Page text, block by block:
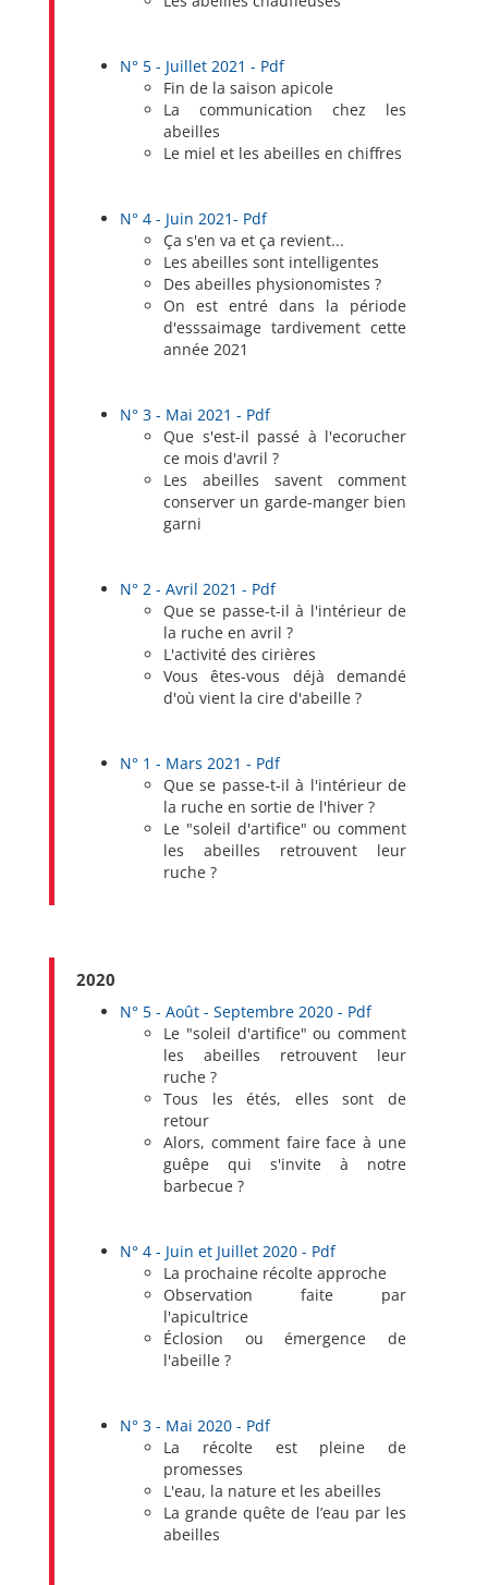
N° 5 - Juillet 2021 - Pdf
Fin de la saison apicole
La communication chez les
abeilles
Le miel et les abeilles en chiffres
N° 4 - Juin 2021- Pdf
Ça s'en va et ça revient...
Les abeilles sont intelligentes
Des abeilles physionomistes ?
On est entré dans la période
d'esssaimage tardivement cette
année 2021
N° 3 - Mai 2021 - Pdf
Que s'est-il passé à l'ecorucher
ce mois d'avril ?
Les abeilles savent comment
conserver un garde-manger bien
garni
N° 2 - Avril 2021 - Pdf
Que se passe-t-il à l'intérieur de
la ruche en avril ?
L'activité des cirières
Vous êtes-vous déjà demandé
d'où vient la cire d'abeille ?
N° 1 - Mars 2021 - Pdf
Que se passe-t-il à l'intérieur de
la ruche en sortie de l'hiver ?
Le "soleil d'artifice" ou comment
les abeilles retrouvent leur
ruche ?
2020
N° 5 - Août - Septembre 2020 - Pdf
Le "soleil d'artifice" ou comment
les abeilles retrouvent leur
ruche ?
Tous les étés, elles sont de
retour
Alors, comment faire face à une
guêpe qui s'invite à notre
barbecue ?
N° 4 - Juin et Juillet 2020 - Pdf
La prochaine récolte approche
Observation faite par
l'apicultrice
Éclosion ou émergence de
l'abeille ?
N° 3 - Mai 2020 - Pdf
La récolte est pleine de
promesses
L'eau, la nature et les abeilles
La grande quête de l’eau par les
abeilles